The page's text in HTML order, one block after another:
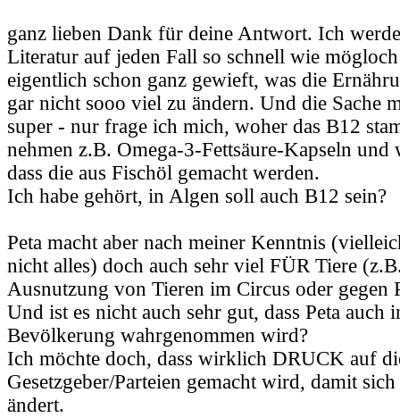
ganz lieben Dank für deine Antwort. Ich
Literatur auf jeden Fall so schnell wie
eigentlich schon ganz gewieft, was die
gar nicht sooo viel zu ändern. Und die Sache
super - nur frage ich mich, woher das B12
nehmen z.B. Omega-3-Fettsäure-Kapseln und
dass die aus Fischöl gemacht werden.
Ich habe gehört, in Algen soll auch B12 sein?
Peta macht aber nach meiner Kenntnis
nicht alles) doch auch sehr viel FÜR Tiere
Ausnutzung von Tieren im Circus oder gegen
Und ist es nicht auch sehr gut, dass Peta auch
Bevölkerung wahrgenommen wird?
Ich möchte doch, dass wirklich DRUCK auf
Gesetzgeber/Parteien gemacht wird, damit
ändert.